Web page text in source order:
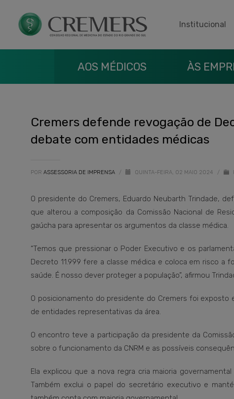
Institucional
AOS MÉDICOS ÀS
Cremers defende revogação de
debate com entidades médicas
POR ASSESSORIA DE IMPRENSA / QUINTA-FEIRA, 02 MAIO 2024 /
O presidente do Cremers, Eduardo Neubarth Trindade,
que alterou a composição da Comissão Nacional de
gaúcha para apresentar os argumentos da classe médica.
“Temos que pressionar o Poder Executivo e os
Decreto 11.999 fere a classe médica e coloca em risco a
saúde. É nosso dever proteger a população”, afirmou
O posicionamento do presidente do Cremers foi
de entidades representativas da área.
O encontro teve a participação da presidente da
sobre o funcionamento da CNRM e as possíveis
Ela explicou que a nova regra cria maioria
Também exclui o papel do secretário executivo e